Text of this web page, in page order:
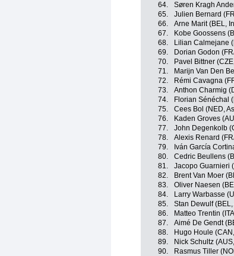
64.
Søren Kragh
65.
Julien Bernard
66.
Arne Marit (BEL,
67.
Kobe Goossens
68.
Lilian Calmejane
69.
Dorian Godon
70.
Pavel Bittner
71.
Marijn Van Den
72.
Rémi Cavagna
73.
Anthon Charmig
74.
Florian Sénéchal
75.
Cees Bol (NED,
76.
Kaden Groves
77.
John Degenkolb
78.
Alexis Renard
79.
Iván García
80.
Cedric Beullens
81.
Jacopo Guarnieri
82.
Brent Van Moer
83.
Oliver Naesen
84.
Larry Warbasse
85.
Stan Dewulf
86.
Matteo Trentin
87.
Aimé De Gendt
88.
Hugo Houle
89.
Nick Schultz
90.
Rasmus Tiller